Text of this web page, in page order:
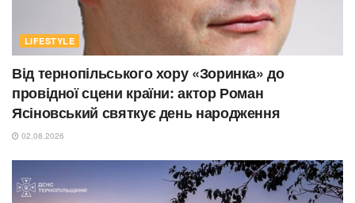
LIFESTYLE
Від тернопільського хору «Зоринка» до
провідної сцени країни: актор Роман
Ясіновський святкує день народження
02.08.2026